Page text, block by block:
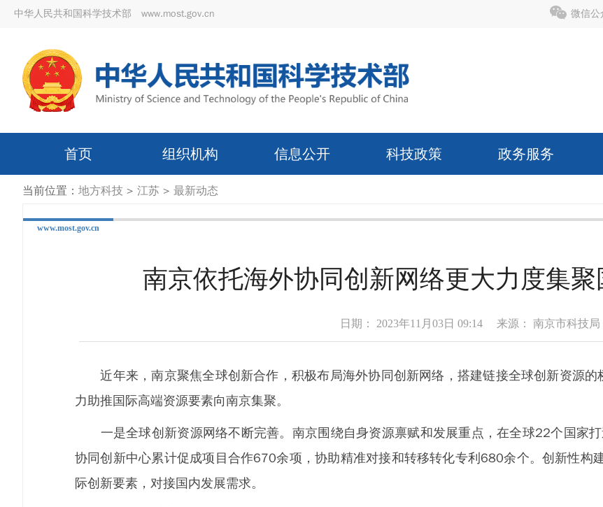
中华人民共和国科学技术部 www.most.gov.cn 微信公
首页 组织机构 信息公开 科技政策 政务服务
当前位置： 地方科技 > 江苏 > 最新动态
www.most.gov.cn
南京依托海外协同创新网络更大力度集
日期： 2023年11月03日 09:14 来源： 南京市科技局
近年来，南京聚焦全球创新合作，积极布局海外协同创新网络，搭建链接全球创新资源的
力助推国际高端资源要素向南京集聚。
一是全球创新资源网络不断完善。南京围绕自身资源禀赋和发展重点，在全球22个国家
协同创新中心累计促成项目合作670余项，协助精准对接和转移转化专利680余个。创新性构
际创新要素，对接国内发展需求。